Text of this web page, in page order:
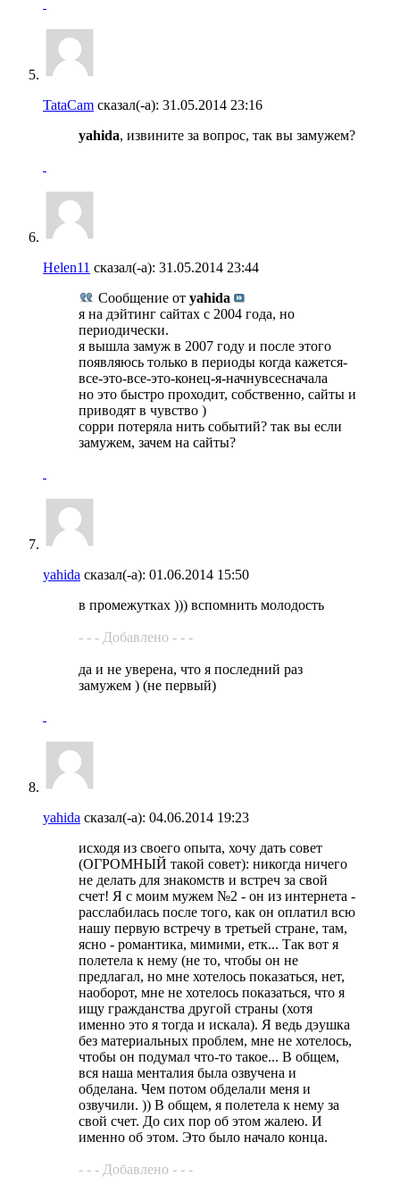
TataCam сказал(-а): 31.05.2014 23:16
yahida, извините за вопрос, так вы замужем?
Helen11 сказал(-а): 31.05.2014 23:44
Сообщение от yahida
я на дэйтинг сайтах с 2004 года, но
периодически.
я вышла замуж в 2007 году и после этого
появляюсь только в периоды когда кажется-
все-это-все-это-конец-я-начнувсесначала
но это быстро проходит, собственно, сайты и
приводят в чувство )
сорри потеряла нить событий? так вы если
замужем, зачем на сайты?
yahida сказал(-а): 01.06.2014 15:50
в промежутках ))) вспомнить молодость
- - - Добавлено - - -
да и не уверена, что я последний раз
замужем ) (не первый)
yahida сказал(-а): 04.06.2014 19:23
исходя из своего опыта, хочу дать совет
(ОГРОМНЫЙ такой совет): никогда ничего
не делать для знакомств и встреч за свой
счет! Я с моим мужем №2 - он из интернета -
расслабилась после того, как он оплатил всю
нашу первую встречу в третьей стране, там,
ясно - романтика, мимими, етк... Так вот я
полетела к нему (не то, чтобы он не
предлагал, но мне хотелось показаться, нет,
наоборот, мне не хотелось показаться, что я
ищу гражданства другой страны (хотя
именно это я тогда и искала). Я ведь дэушка
без материальных проблем, мне не хотелось,
чтобы он подумал что-то такое... В общем,
вся наша менталия была озвучена и
обделана. Чем потом обделали меня и
озвучили. )) В общем, я полетела к нему за
свой счет. До сих пор об этом жалею. И
именно об этом. Это было начало конца.
- - - Добавлено - - -